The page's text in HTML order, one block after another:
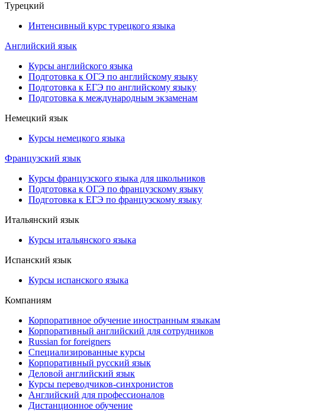
Турецкий
Интенсивный курс турецкого языка
Английский язык
Курсы английского языка
Подготовка к ОГЭ по английскому языку
Подготовка к ЕГЭ по английскому языку
Подготовка к международным экзаменам
Немецкий язык
Курсы немецкого языка
Французский язык
Курсы французского языка для школьников
Подготовка к ОГЭ по французскому языку
Подготовка к ЕГЭ по французскому языку
Итальянский язык
Курсы итальянского языка
Испанский язык
Курсы испанского языка
Компаниям
Корпоративное обучение иностранным языкам
Корпоративный английский для сотрудников
Russian for foreigners
Специализированные курсы
Корпоративный русский язык
Деловой английский язык
Курсы переводчиков-синхронистов
Английский для профессионалов
Дистанционное обучение